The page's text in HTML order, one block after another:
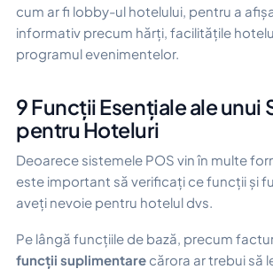
cum ar fi lobby-ul hotelului, pentru a
informativ precum hărți, facilitățile
programul evenimentelor.
9 Funcții Esențiale ale unui
pentru Hoteluri
Deoarece sistemele POS vin în multe
este important să verificați ce funcții și
aveți nevoie pentru hotelul dvs.
Pe lângă funcțiile de bază, precum
funcții suplimentare cărora ar trebui să